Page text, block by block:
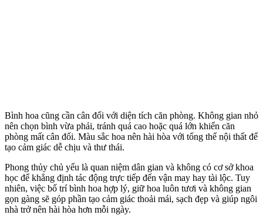
Bình hoa cũng cần cân đối với diện tích căn phòng. Không gian nhỏ
nên chọn bình vừa phải, tránh quá cao hoặc quá lớn khiến căn
phòng mất cân đối. Màu sắc hoa nên hài hòa với tổng thể nội thất để
tạo cảm giác dễ chịu và thư thái.
Phong thủy chủ yếu là quan niệm dân gian và không có cơ sở khoa
học để khẳng định tác động trực tiếp đến vận may hay tài lộc. Tuy
nhiên, việc bố trí bình hoa hợp lý, giữ hoa luôn tươi và không gian
gọn gàng sẽ góp phần tạo cảm giác thoải mái, sạch đẹp và giúp ngôi
nhà trở nên hài hòa hơn mỗi ngày.